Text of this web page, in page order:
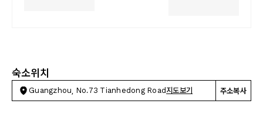
숙소위치
Guangzhou, No.73 Tianhedong Road 지도보기 주소복사